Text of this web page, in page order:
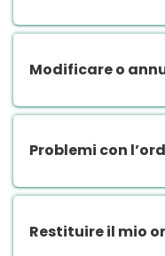
Modificare o
Problemi con
Restituire il mio